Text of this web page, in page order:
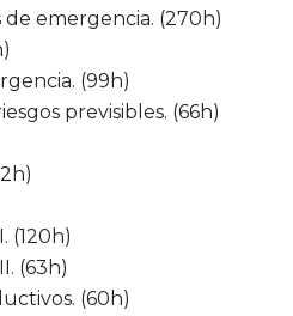
emergencia. (270h)
(99h)
previsibles. (66h)
(120h)
(63h)
(60h)